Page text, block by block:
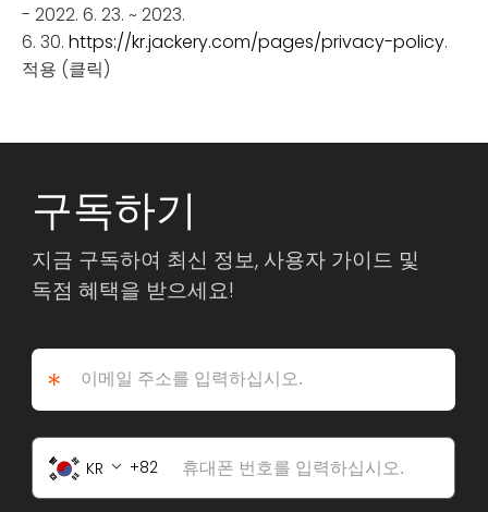
- 2022. 6. 23. ~ 2023.
6. 30. https://kr.jackery.com/pages/privacy-policy.
적용 (클릭)
구독하기
지금 구독하여 최신 정보, 사용자 가이드 및
독점 혜택을 받으세요!
*
KR 82